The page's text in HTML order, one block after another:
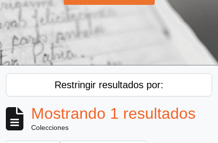
Restringir resultados por:
Mostrando 1 resultados
Colecciones